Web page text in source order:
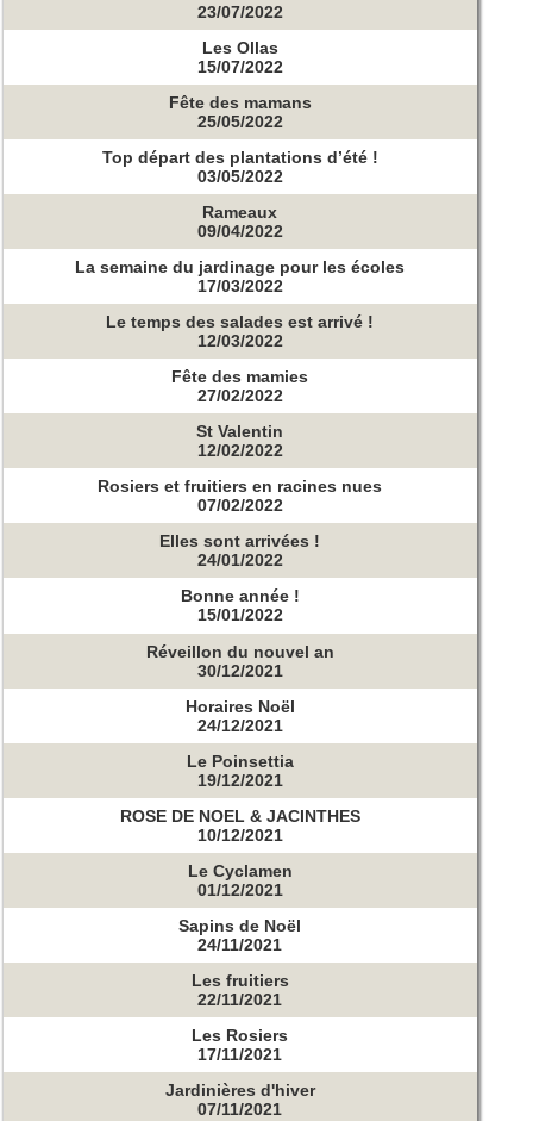
23/07/2022
Les Ollas
15/07/2022
Fête des mamans
25/05/2022
Top départ des plantations d’été !
03/05/2022
Rameaux
09/04/2022
La semaine du jardinage pour les écoles
17/03/2022
Le temps des salades est arrivé !
12/03/2022
Fête des mamies
27/02/2022
St Valentin
12/02/2022
Rosiers et fruitiers en racines nues
07/02/2022
Elles sont arrivées !
24/01/2022
Bonne année !
15/01/2022
Réveillon du nouvel an
30/12/2021
Horaires Noël
24/12/2021
Le Poinsettia
19/12/2021
ROSE DE NOEL & JACINTHES
10/12/2021
Le Cyclamen
01/12/2021
Sapins de Noël
24/11/2021
Les fruitiers
22/11/2021
Les Rosiers
17/11/2021
Jardinières d'hiver
07/11/2021